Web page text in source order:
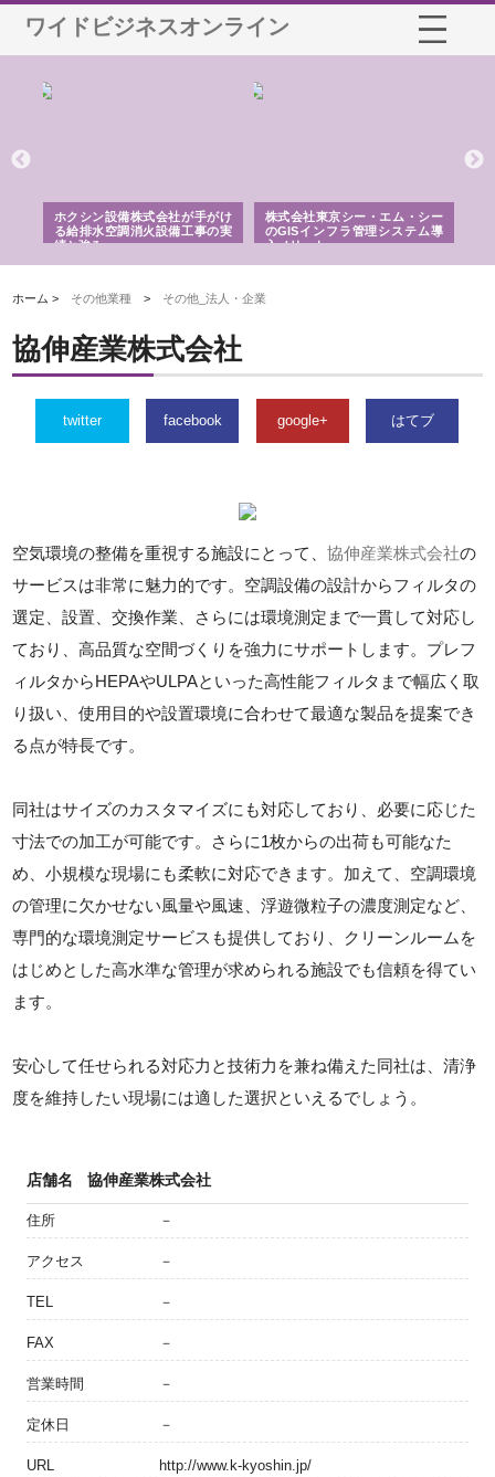
ワイドビジネスオンライン
ホクシン設備株式会社が手がけ
る給排水空調消火設備工事の実
績と強み
株式会社東京シー・エム・シー
のGISインフラ管理システム導
入メリット
ホーム > その他業種 > その他_法人・企業
協伸産業株式会社
twitter facebook google+ はてブ
空気環境の整備を重視する施設にとって、協伸産業株式会社の
サービスは非常に魅力的です。空調設備の設計からフィルタの
選定、設置、交換作業、さらには環境測定まで一貫して対応し
ており、高品質な空間づくりを強力にサポートします。プレフ
ィルタからHEPAやULPAといった高性能フィルタまで幅広く取
り扱い、使用目的や設置環境に合わせて最適な製品を提案でき
る点が特長です。
同社はサイズのカスタマイズにも対応しており、必要に応じた
寸法での加工が可能です。さらに1枚からの出荷も可能なた
め、小規模な現場にも柔軟に対応できます。加えて、空調環境
の管理に欠かせない風量や風速、浮遊微粒子の濃度測定など、
専門的な環境測定サービスも提供しており、クリーンルームを
はじめとした高水準な管理が求められる施設でも信頼を得てい
ます。
安心して任せられる対応力と技術力を兼ね備えた同社は、清浄
度を維持したい現場には適した選択といえるでしょう。
店舗名 協伸産業株式会社
住所 －
アクセス －
TEL －
FAX －
営業時間 －
定休日 －
URL http://www.k-kyoshin.jp/